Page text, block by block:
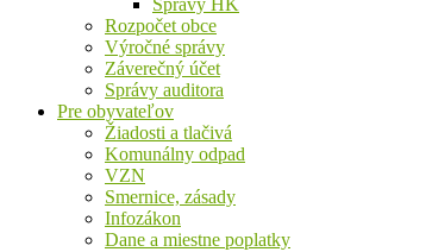
Správy HK
Rozpočet obce
Výročné správy
Záverečný účet
Správy auditora
Pre obyvateľov
Žiadosti a tlačivá
Komunálny odpad
VZN
Smernice, zásady
Infozákon
Dane a miestne poplatky